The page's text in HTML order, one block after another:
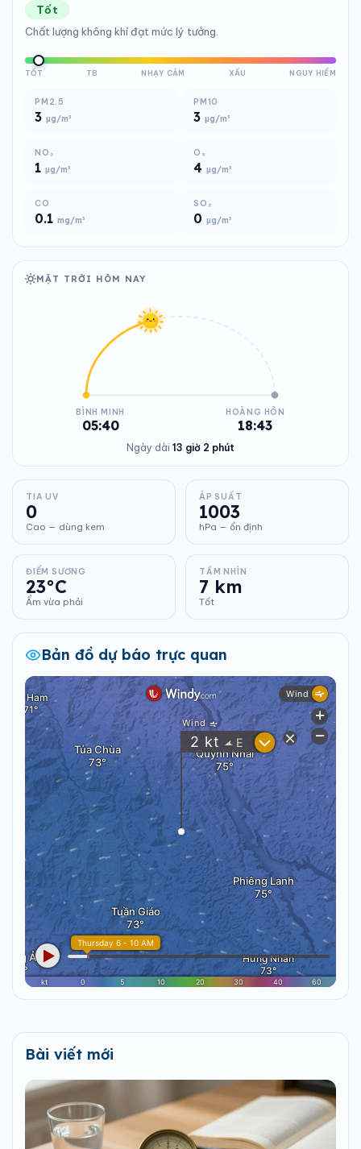
Tốt
Chất lượng không khí đạt mức lý tưởng.
TỐT TB NHẠY CẢM XẤU NGUY HIỂM
PM2.5
3 µg/m³
PM10
3 µg/m³
NO₂
1 µg/m³
O₃
4 µg/m³
CO
0.1 mg/m³
SO₂
0 µg/m³
MẶT TRỜI HÔM NAY
BÌNH MINH
05:40
HOÀNG HÔN
18:43
Ngày dài 13 giờ 2 phút
TIA UV
0
Cao — dùng kem
ÁP SUẤT
1003
hPa — ổn định
ĐIỂM SƯƠNG
23°C
Ẩm vừa phải
TẦM NHÌN
7 km
Tốt
Bản đồ dự báo trực quan
Bài viết mới